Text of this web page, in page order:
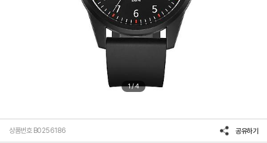
1/4
상품번호 B0256186 공유하기